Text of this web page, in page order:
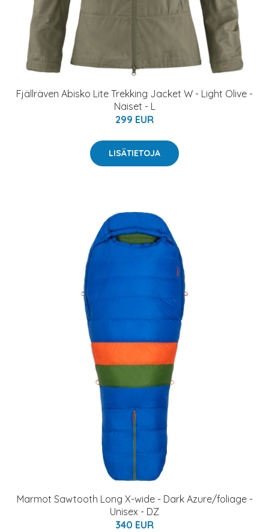
Fjällräven Abisko Lite Trekking Jacket W - Light Olive -
Naiset - L
299 EUR
LISÄTIETOJA
Marmot Sawtooth Long X-wide - Dark Azure/foliage -
Unisex - DZ
340 EUR